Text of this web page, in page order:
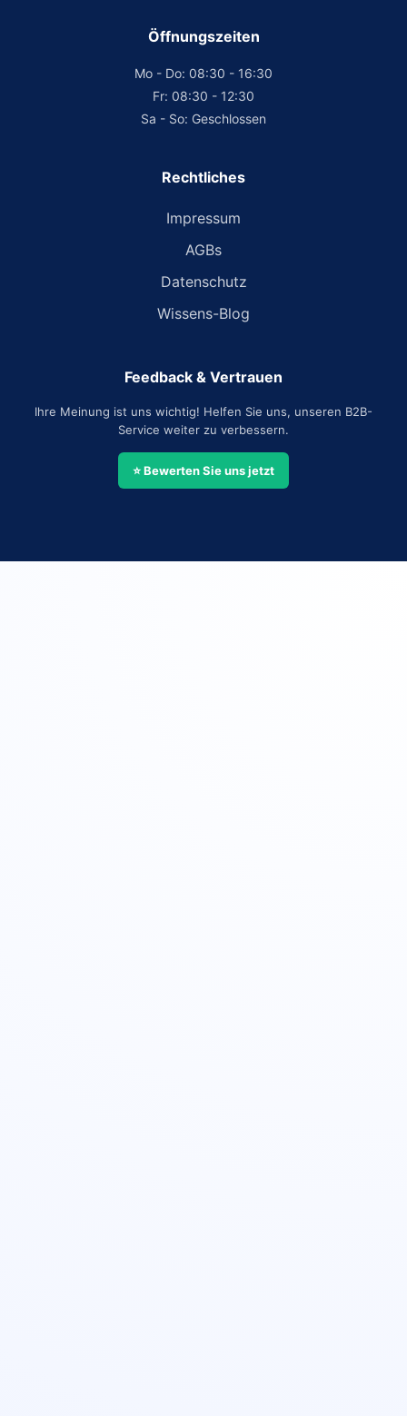
Öffnungszeiten
Mo - Do: 08:30 - 16:30
Fr: 08:30 - 12:30
Sa - So: Geschlossen
Rechtliches
Impressum
AGBs
Datenschutz
Wissens-Blog
Feedback & Vertrauen
Ihre Meinung ist uns wichtig! Helfen Sie uns, unseren B2B-
Service weiter zu verbessern.
⭐ Bewerten Sie uns jetzt